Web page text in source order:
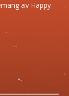
av Happy